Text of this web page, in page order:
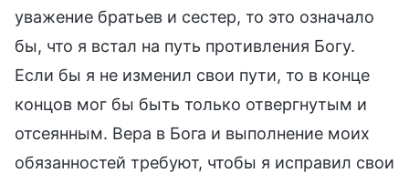
уважение братьев и сестер, то это означало
бы, что я встал на путь противления Богу.
Если бы я не изменил свои пути, то в конце
концов мог бы быть только отвергнутым и
отсеянным. Вера в Бога и выполнение моих
обязанностей требуют, чтобы я исправил свои